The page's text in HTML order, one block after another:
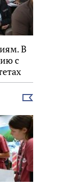
В
с
Выбрать